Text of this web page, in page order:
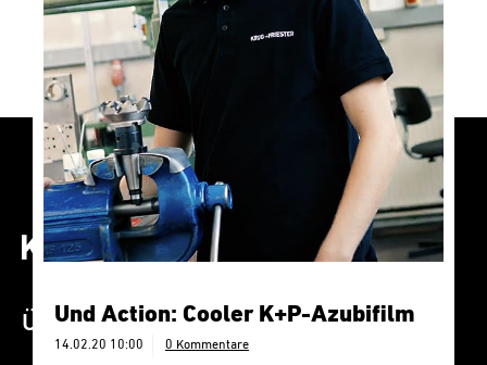
Fördermitglied der
WissensWerkstatt
27.02.20 12:00
Kinder und Jugendliche für das Thema „Technik“
begeistern und fördern
Und Action: Cooler K+P-Azubifilm
14.02.20 10:00 0 Kommentare
Über K+P